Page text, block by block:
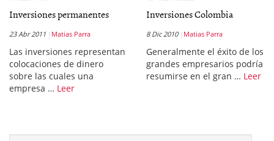
Inversiones permanentes
23 Abr 2011 Matias Parra
Las inversiones representan
colocaciones de dinero
sobre las cuales una
empresa … Leer
Inversiones Colombia
8 Dic 2010 Matias Parra
Generalmente el éxito de los
grandes empresarios podría
resumirse en el gran … Leer